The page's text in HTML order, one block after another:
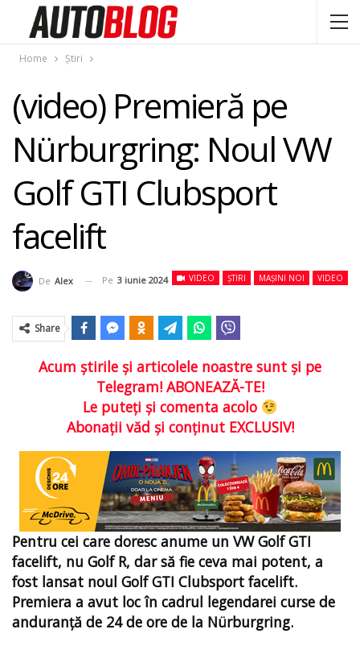
Home Știri
(video) Premieră pe
Nürburgring: Noul VW
Golf GTI Clubsport
facelift
VIDEO ȘTIRI MAȘINI NOI VIDEO
De Alex Pe 3 iunie 2024
Share
Acum ştirile şi articolele noastre sunt şi pe
Telegram! ABONEAZĂ-TE!
Le puteţi şi comenta acolo
Abonaţii văd şi conţinut EXCLUSIV!
Pentru cei care doresc anume un VW Golf GTI
facelift, nu Golf R, dar să fie ceva mai potent, a
fost lansat noul Golf GTI Clubsport facelift.
Premiera a avut loc în cadrul legendarei curse de
anduranță de 24 de ore de la Nürburgring.